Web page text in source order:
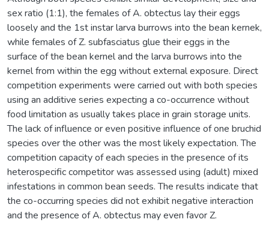
sex ratio (1:1), the females of A. obtectus lay their eggs
loosely and the 1st instar larva burrows into the bean kernek,
while females of Z. subfasciatus glue their eggs in the
surface of the bean kernel and the larva burrows into the
kernel from within the egg without external exposure. Direct
competition experiments were carried out with both species
using an additive series expecting a co-occurrence without
food limitation as usually takes place in grain storage units.
The lack of influence or even positive influence of one bruchid
species over the other was the most likely expectation. The
competition capacity of each species in the presence of its
heterospecific competitor was assessed using (adult) mixed
infestations in common bean seeds. The results indicate that
the co-occurring species did not exhibit negative interaction
and the presence of A. obtectus may even favor Z.